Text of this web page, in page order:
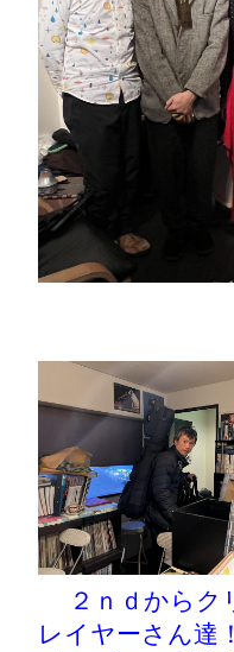
２ｎｄから
レイヤーさん達